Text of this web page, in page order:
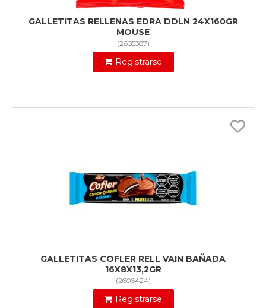
GALLETITAS RELLENAS EDRA DDLN 24X160GR
MOUSE
(2605387)
Registrarse
GALLETITAS COFLER RELL VAIN BAÑADA
16X8X13,2GR
(2606424)
Registrarse